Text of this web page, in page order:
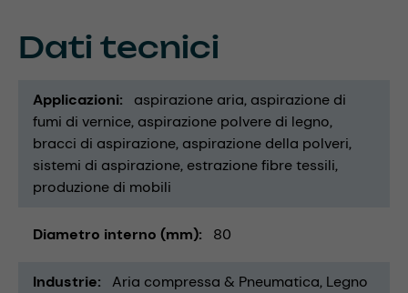
Dati tecnici
Applicazioni aspirazione aria aspirazione di
fumi di vernice aspirazione polvere di legno
bracci di aspirazione aspirazione della polveri
sistemi di aspirazione estrazione fibre tessili
produzione di mobili
Diametro interno (mm) 80
Industrie Aria compressa & Pneumatica Legno